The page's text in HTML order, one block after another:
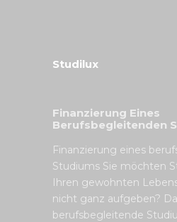
Studilux
Finanzierung Eines
Berufsbegleitenden
Finanzierung eines
Studiums Sie möchten
Ihren gewohnten
nicht ganz aufgeben?
berufsbegleitende